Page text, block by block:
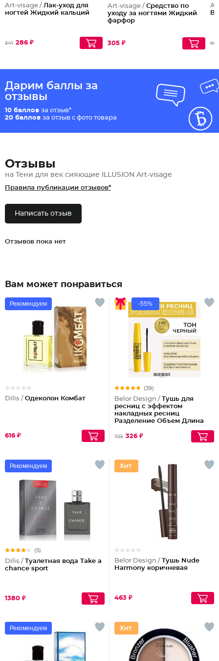
Art-visage / Лак-уход для
ногтей Жидкий кальций
341 286 ₽
Art-visage / Средство по
уходу за ногтями Жидкий
фарфор
305 ₽ 606
Дарим баллы за
отзывы
10 баллов за отзыв*
20 баллов за отзыв с фото товара
Отзывы
на Тени для век сияющие ILLUSION Art-visage
Правила публикации отзывов*
Написать отзыв
Отзывов пока нет
Вам может понравиться
Рекомендуем
Dilis / Одеколон Комбат
616 ₽
-55%
(39)
Belor Design / Тушь для
ресниц с эффектом
накладных ресниц
Разделение Объем Длина
725 326 ₽
Рекомендуем
(5)
Dilis / Туалетная вода Take a
chance sport
1380 ₽
Belor Design / Тушь Nude
Harmony коричневая
463 ₽
Рекомендуем